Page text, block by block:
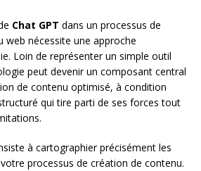
Chat GPT dans un processus de
web nécessite une approche
Loin de représenter un simple outil
peut devenir un composant central
de contenu optimisé, à condition
qui tire parti de ses forces tout
à cartographier précisément les
processus de création de contenu.